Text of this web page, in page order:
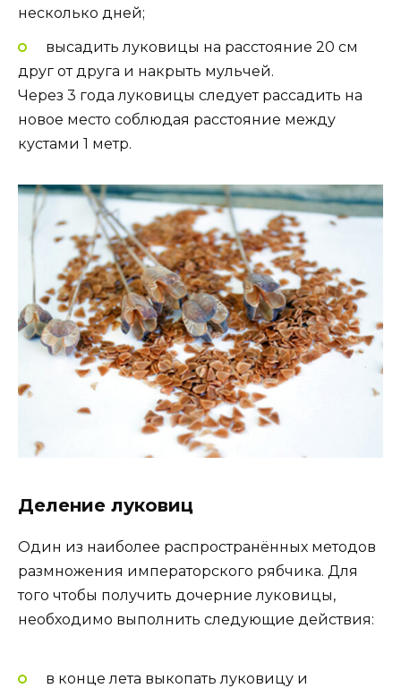
несколько дней;
высадить луковицы на расстояние 20 см
друг от друга и накрыть мульчей.
Через 3 года луковицы следует рассадить на
новое место соблюдая расстояние между
кустами 1 метр.
Деление луковиц
Один из наиболее распространённых методов
размножения императорского рябчика. Для
того чтобы получить дочерние луковицы,
необходимо выполнить следующие действия:
в конце лета выкопать луковицу и